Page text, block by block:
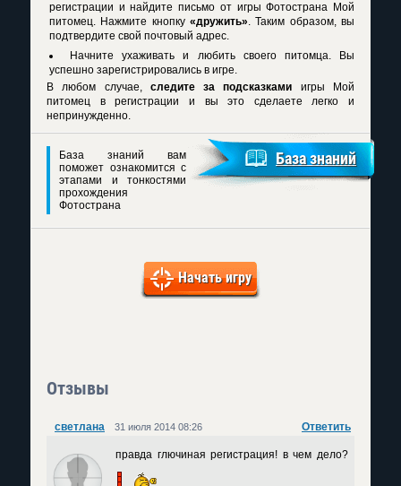
регистрации и найдите письмо от игры Фотострана Мой
питомец. Нажмите кнопку «дружить». Таким образом, вы
подтвердите свой почтовый адрес.
Начните ухаживать и любить своего питомца. Вы
успешно зарегистрировались в игре.
В любом случае, следите за подсказками игры Мой
питомец в регистрации и вы это сделаете легко и
непринужденно.
База знаний вам
поможет ознакомится с
этапами и тонкостями
прохождения
Фотострана
База знаний
Начать игру
Отзывы
светлана Ответить
31 июля 2014 08:26
правда глючиная регистрация! в чем дело?